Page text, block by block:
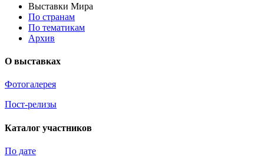
Выставки Мира
По странам
По тематикам
Архив
О выставках
Фотогалерея
Пост-релизы
Каталог участников
По дате